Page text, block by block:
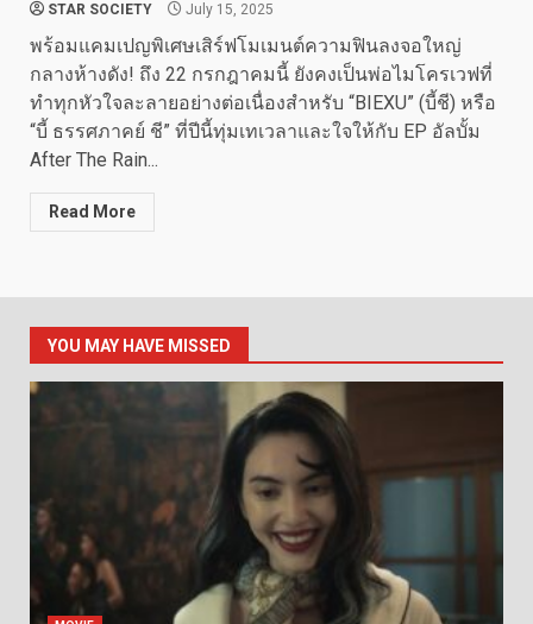
STAR SOCIETY July 15, 2025
พร้อมแคมเปญพิเศษเสิร์ฟโมเมนต์ความฟินลงจอใหญ่
กลางห้างดัง! ถึง 22 กรกฎาคมนี้ ยังคงเป็นพ่อไมโครเวฟที่
ทำทุกหัวใจละลายอย่างต่อเนื่องสำหรับ “BIEXU” (บี้ชี) หรือ
“บี้ ธรรศภาคย์ ชี” ที่ปีนี้ทุ่มเทเวลาและใจให้กับ EP อัลบั้ม
After The Rain...
Read More
YOU MAY HAVE MISSED